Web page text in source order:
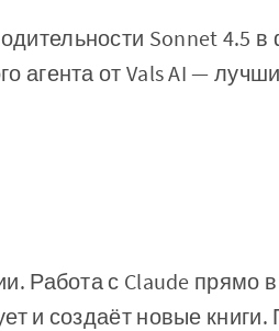
Sonnet 4.5
агента от Vals AI —
Работа с Claude прямо
и создаёт новые